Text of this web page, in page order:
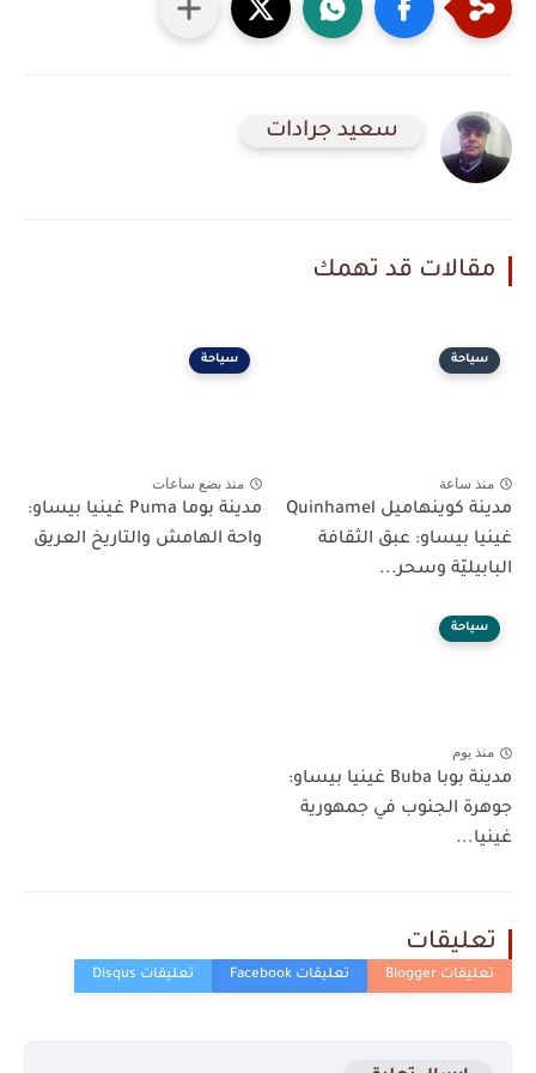
سعيد جرادات
مقالات قد تهمك
سياحة
منذ ساعة
مدينة كوينهاميل Quinhamel
غينيا بيساو: عبق الثقافة
البابيليّة وسحر...
سياحة
منذ بضع ساعات
مدينة بوما Puma غينيا بيساو:
واحة الهامش والتاريخ العريق
سياحة
منذ يوم
مدينة بوبا Buba غينيا بيساو:
جوهرة الجنوب في جمهورية
غينيا...
تعليقات